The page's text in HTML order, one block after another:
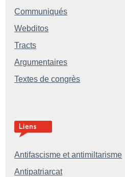
Communiqués
Webditos
Tracts
Argumentaires
Textes de congrès
Antifascisme et antimiltarisme
Antipatriarcat